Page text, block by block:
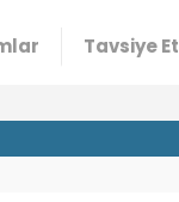
Tavsiye Et